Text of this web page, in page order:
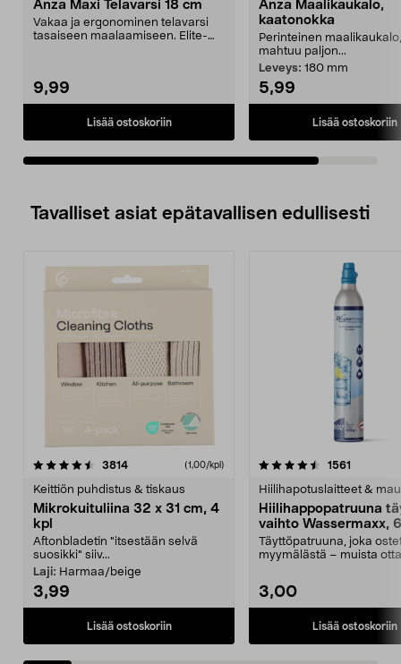
Anza Maxi Telavarsi 18 cm
Vakaa ja ergonominen telavarsi
tasaiseen maalaamiseen. Elite-
9,99
Lisää ostoskoriin
Anza Maalikaukalo,
kaatonokka
Perinteinen
mahtuu paljon...
Leveys: 180 mm
5,99
Lisää ostoskoriin
Tavalliset asiat epätavallisen edullisesti
3814arvostelut (1,00/kpl)
Keittiön puhdistus & tiskaus
Mikrokuituliina 32 x 31 cm, 4
kpl
Aftonbladetin "itsestään selvä
suosikki" siiv...
Laji: Harmaa/beige
3,99
Lisää ostoskoriin
4.5viidestä
1561
Hiilihapotuslaitteet &
Hiilihappopatruuna
vaihto Wassermaxx,
Täyttöpatruuna, joka
myymälästä – muista
3,00
Lisää ostoskoriin
4.5viidestä